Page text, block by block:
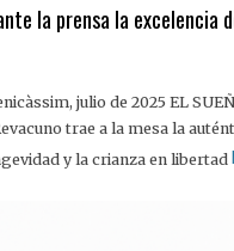
la prensa la excelencia
julio de 2025 EL
trae a la mesa la
y la crianza en libertad